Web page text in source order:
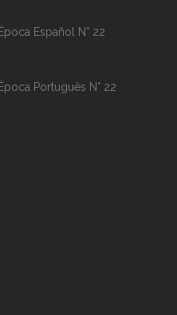
Español N° 22
Português N° 22